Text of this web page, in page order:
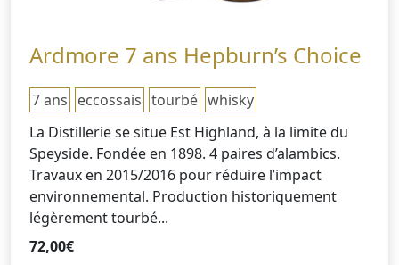
Ardmore 7 ans Hepburn’s Choice
7 ans eccossais tourbé whisky
La Distillerie se situe Est Highland, à la limite du
Speyside. Fondée en 1898. 4 paires d’alambics.
Travaux en 2015/2016 pour réduire l’impact
environnemental. Production historiquement
légèrement tourbé...
72,00€